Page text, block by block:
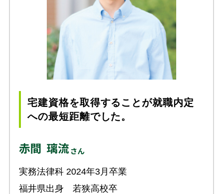
宅建資格を取得することが就職内定
への最短距離でした。
実務法律科 2024年3月卒業
福井県出身 若狭高校卒